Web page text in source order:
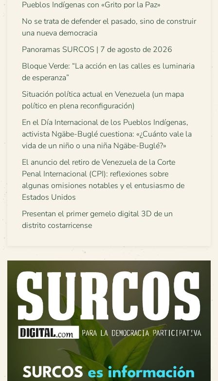
Pueblos Indígenas con «Grito por la Paz»
No se trata de defender el pasado, sino de construir
una nueva democracia
Panoramas SURCOS | 7 de agosto de 2026
Bloque Verde: “La acción en las calles es luminaria
de esperanza”
Situación política actual en Venezuela (un mapa
político en plena reconfiguración)
En el Día Internacional de los Pueblos Indígenas,
activista Ngäbe-Buglé cuestiona: «¿Cuánto vale la
vida de un niño o una niña Ngäbe-Buglé?»
El anuncio del retiro de Venezuela de la Corte
Penal Internacional (CPI): reflexiones sobre
algunas omisiones notables y el entusiasmo de
Estados Unidos
Presentan el primer gemelo digital 3D de un
distrito costarricense